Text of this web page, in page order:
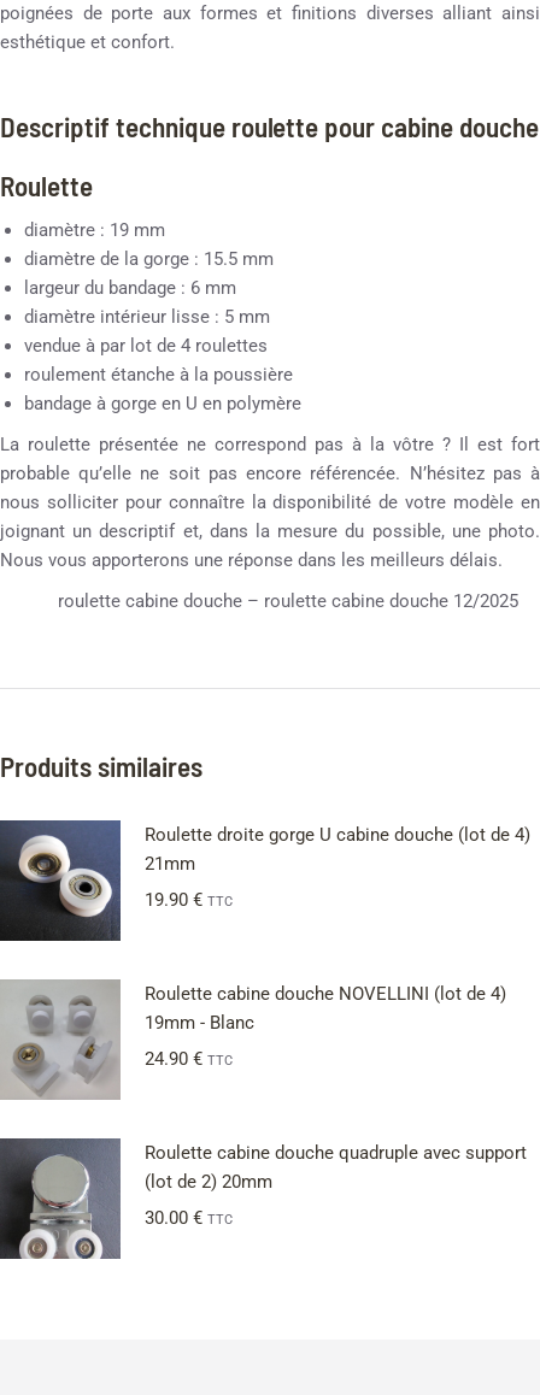
poignées de porte aux formes et finitions diverses alliant ainsi
esthétique et confort.
Descriptif technique roulette pour cabine douche
Roulette
diamètre : 19 mm
diamètre de la gorge : 15.5 mm
largeur du bandage : 6 mm
diamètre intérieur lisse : 5 mm
vendue à par lot de 4 roulettes
roulement étanche à la poussière
bandage à gorge en U en polymère
La roulette présentée ne correspond pas à la vôtre ? Il est fort
probable qu’elle ne soit pas encore référencée. N’hésitez pas à
nous solliciter pour connaître la disponibilité de votre modèle en
joignant un descriptif et, dans la mesure du possible, une photo.
Nous vous apporterons une réponse dans les meilleurs délais.
roulette cabine douche – roulette cabine douche 12/2025
Produits similaires
Roulette droite gorge U cabine douche (lot de 4)
21mm
19.90 € TTC
Roulette cabine douche NOVELLINI (lot de 4)
19mm - Blanc
24.90 € TTC
Roulette cabine douche quadruple avec support
(lot de 2) 20mm
30.00 € TTC